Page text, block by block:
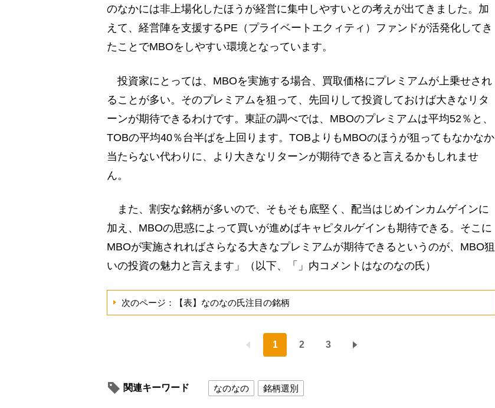
のなかには非上場化したほうが経営に集中しやすいとの考えが出てきました。加
えて、経営陣を支援するPE（プライベートエクィティ）ファンドが活発化してき
たことでMBOをしやすい環境となっています。
投資家にとっては、MBOを実施する場合、買取価格にプレミアムが上乗せされ
ることが多い。そのプレミアムを狙って、先回りして投資しておけば大きなリタ
ーンが期待できるわけです。東証の調べでは、MBOのプレミアムは平均52％と、
TOBの平均40％台半ばを上回ります。TOBよりもMBOのほうが狙ってもなかなか
当たらない代わりに、より大きなリターンが期待できると言えるかもしれませ
ん。
また、割安な銘柄が多いので、そもそも底堅く、配当はじめインカムゲインに
加え、MBOの思惑によって買いが進めばキャピタルゲインも期待できる。そこに
MBOが実施されればさらなる大きなプレミアムが期待できるというのが、MBO狙
いの投資の魅力と言えます」（以下、「」内コメントはなのなの氏）
次のページ：【表】なのなの氏注目の銘柄
1 2 3
関連キーワード なのなの 銘柄選別